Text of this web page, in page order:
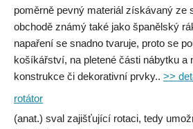
poměrně pevný materiál získávaný ze
obchodě známý také jako španělský
napaření se snadno tvaruje, proto se
košíkářství, na pletené části nábytku a
konstrukce či dekorativní prvky.. >>
rotátor
(anat.) sval zajišťující rotaci, tedy